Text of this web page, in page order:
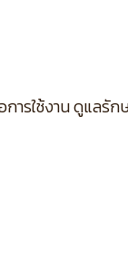
รใช้งาน ดูแลรักษ